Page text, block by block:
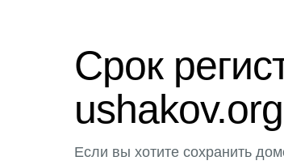
Срок
Если вы хотите сохранить